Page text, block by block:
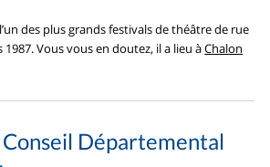
des plus grands festivals de théâtre de rue
1987. Vous vous en doutez, il a lieu àChalon
Départemental